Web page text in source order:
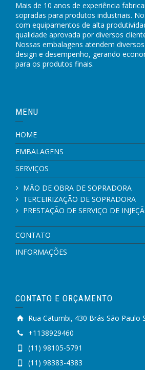
Mais de 10 anos de experiência
sopradas para produtos industriais.
com equipamentos de alta
qualidade aprovada por diversos
Nossas embalagens atendem
design e desempenho, gerando
para os produtos finais.
MENU
HOME
EMBALAGENS
SERVIÇOS
MÃO DE OBRA DE SOPRADORA
TERCEIRIZAÇÃO DE SOPRADORA
PRESTAÇÃO DE SERVIÇO DE
CONTATO
INFORMAÇÕES
CONTATO E ORÇAMENTO
Rua Catumbi, 430 Brás São Paulo
+1138929460
(11) 98105-5791
(11) 98383-4383